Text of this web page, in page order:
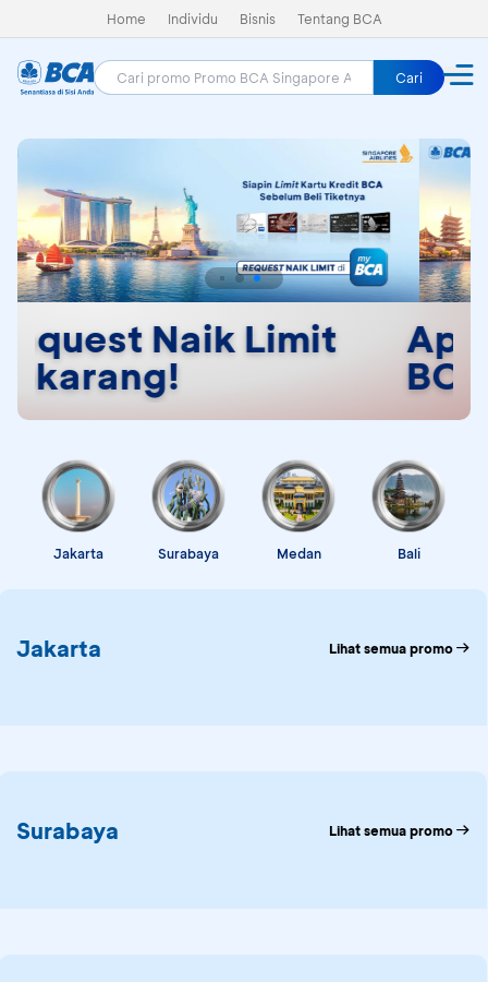
Home Individu Bisnis Tentang BCA
Cari
Apply Kartu Kredit
BCA Sekarang!
Jakarta Surabaya Medan Bali
Jakarta Lihat semua promo
Surabaya Lihat semua promo